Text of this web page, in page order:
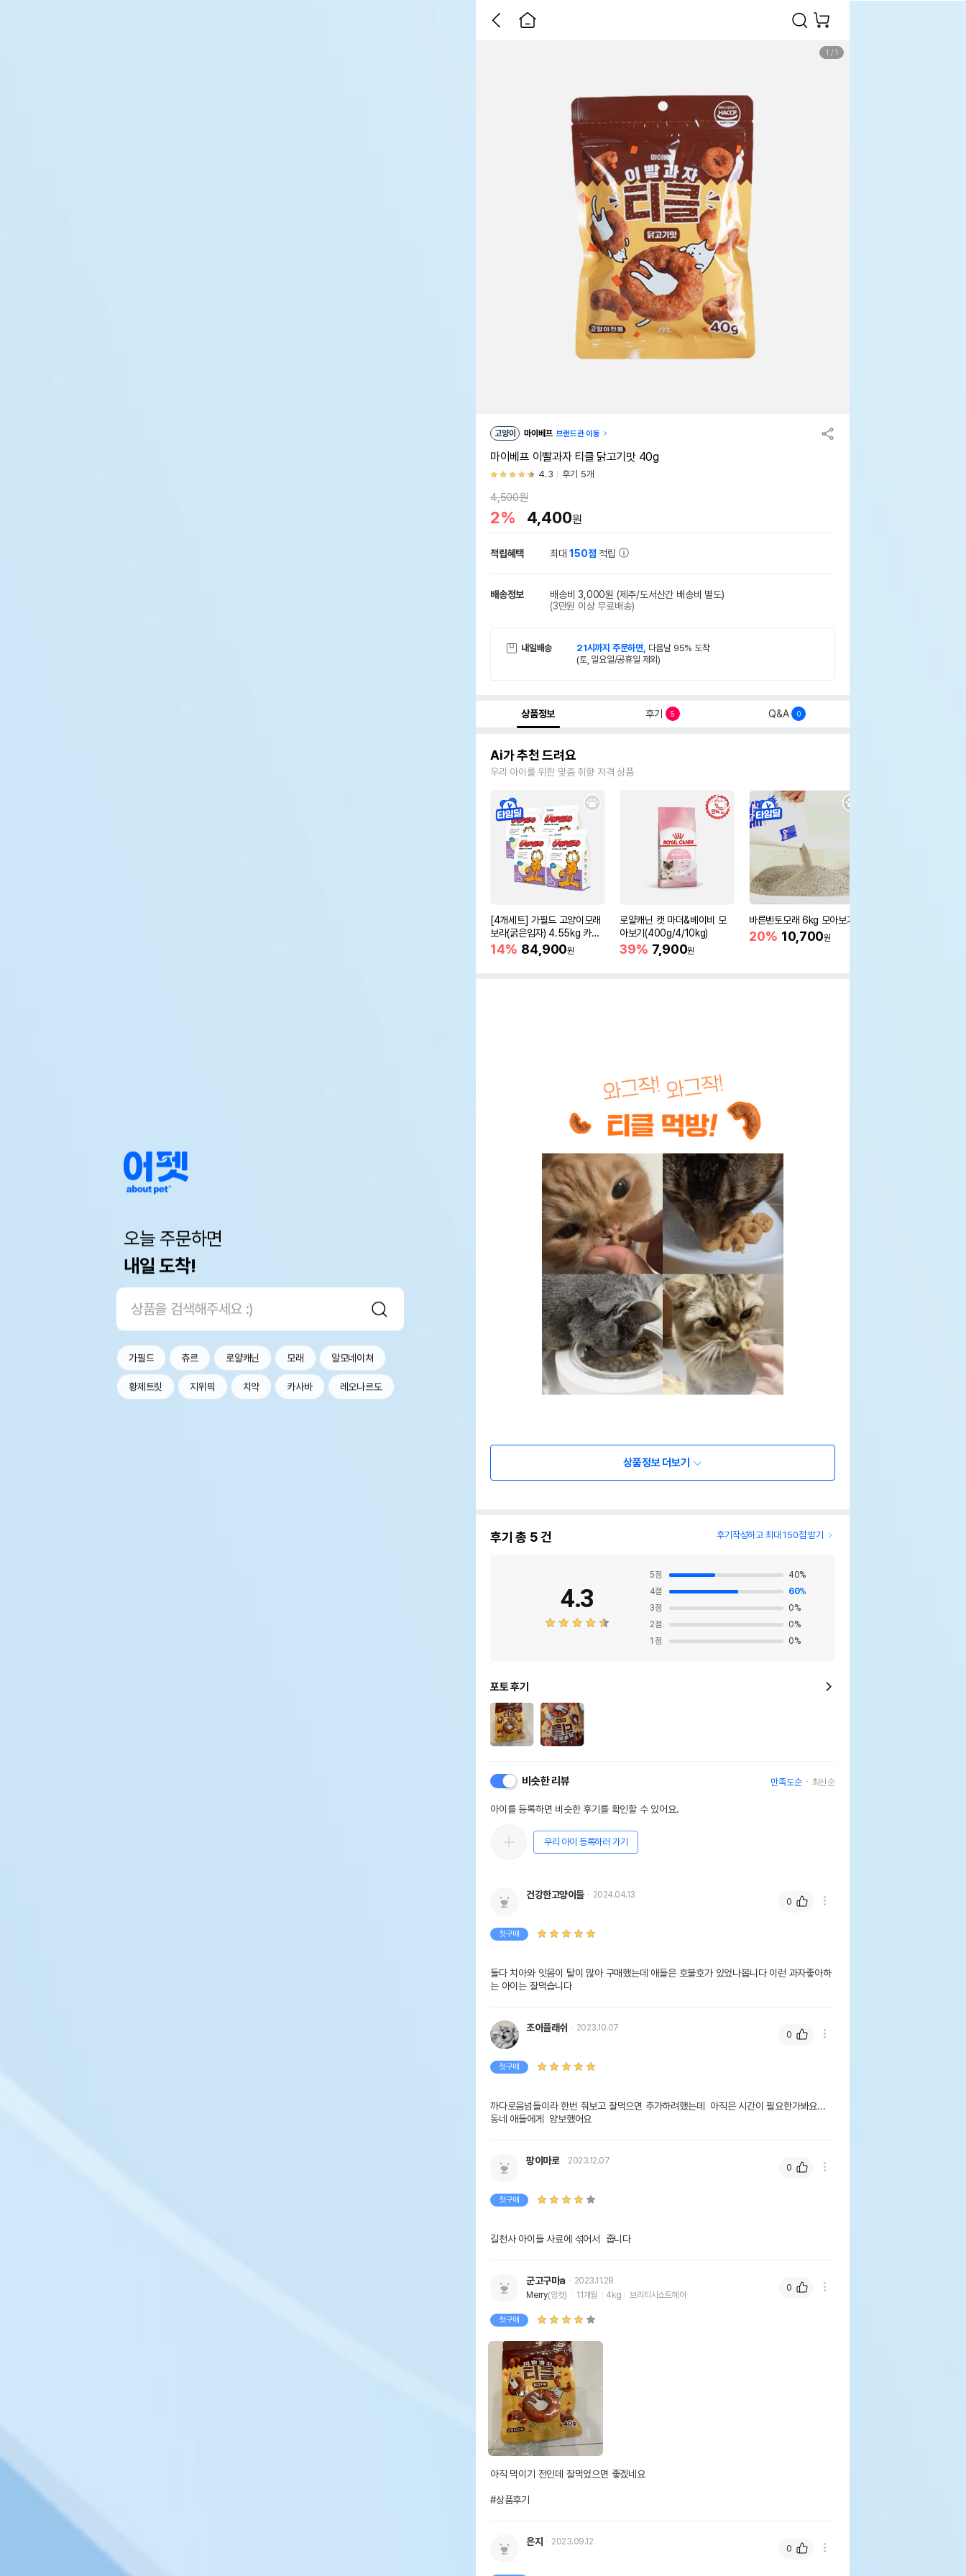
오늘 주문하면
내일 도착!
가필드 츄르 로얄캐닌 모래 알모네이쳐
황제트릿 지위픽 치약 카사바 레오나르도
1 / 1
고양이 마이베프 브랜드관 이동
마이베프 이빨과자 티클 닭고기맛 40g
4.3 후기 5개
4,500원
2% 4,400원
적립혜택 최대150점 적립
배송정보 배송비 3,000원 (제주/도서산간 배송비 별도)
(3만원 이상 무료배송)
내일배송 21시까지 주문하면, 다음날 95% 도착
(토, 일요일/공휴일 제외)
상품정보 후기 5 Q&A 0
Ai가 추천 드려요
우리 아이를 위한 맞춤 취향 저격 상품
[4개세트] 가필드 고양이모래
보라(굵은입자) 4.55kg 카사
바모래
14% 84,900원
로얄캐닌 캣 마더&베이비 모
아보기(400g/4/10kg)
39% 7,900원
바른벤토모래 6kg 모아보기
20% 10,700원
상품정보 더보기
후기 총 5건 후기작성하고 최대 150점 받기
4.3
5점 40%
4점 60%
3점 0%
2점 0%
1 점 0%
포토 후기
비슷한 리뷰 만족도순 최신순
아이를 등록하면 비슷한 후기를 확인할 수 있어요.
우리 아이 등록하러 가기
건강한고양이들 2024.04.13
첫구매
둘다 치아와 잇몸이 탈이 많아 구매했는데 애들은 호불호가 있었나봅니다 이런 과자좋아하
는 아이는 잘먹습니다
0
조이플래쉬 2023.10.07
첫구매
까다로움넘들이라 한번 줘보고 잘먹으면 추가하려했는데  아직은 시간이 필요한가봐요...
동네 애들에게  양보했어요
0
팡이마로 2023.12.07
첫구매
길천사 아이들 사료에 섞어서  줍니다
0
군고구마a
2023.11.28
Merry(암컷) 11개월 4kg 브리티시쇼트헤어
첫구매
아직 먹이기 전인데 잘먹었으면 좋겠네요
#상품후기
0
은지 2023.09.12
0